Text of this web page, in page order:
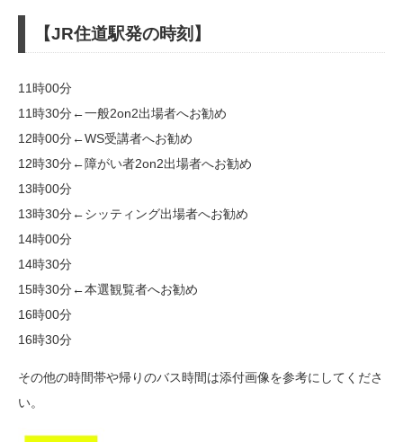
【JR住道駅発の時刻】
11時00分
11時30分←一般2on2出場者へお勧め
12時00分←WS受講者へお勧め
12時30分←障がい者2on2出場者へお勧め
13時00分
13時30分←シッティング出場者へお勧め
14時00分
14時30分
15時30分←本選観覧者へお勧め
16時00分
16時30分
その他の時間帯や帰りのバス時間は添付画像を参考にしてくださ
い。